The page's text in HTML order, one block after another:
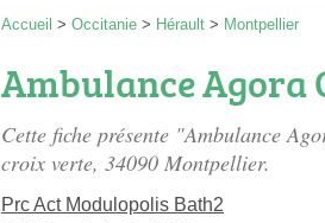
Accueil > Occitanie > Hérault > Montpellier
Ambulance Agora
Cette fiche présente "Ambulance
croix verte, 34090 Montpellier.
Prc Act Modulopolis Bath2